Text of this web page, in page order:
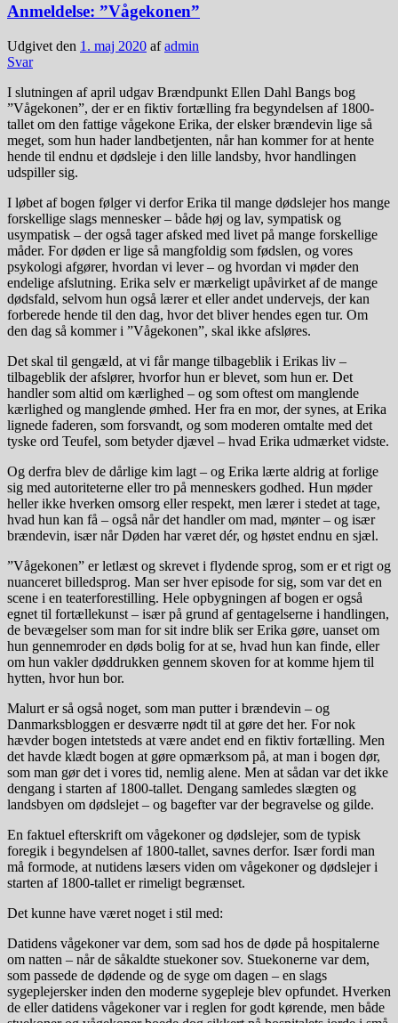
Anmeldelse: ”Vågekonen”
Udgivet den 1. maj 2020 afadmin
Svar
I slutningen af april udgav Brændpunkt Ellen Dahl Bangs bog
”Vågekonen”, der er en fiktiv fortælling fra begyndelsen af 1800-
tallet om den fattige vågekone Erika, der elsker brændevin lige så
meget, som hun hader landbetjenten, når han kommer for at hente
hende til endnu et dødsleje i den lille landsby, hvor handlingen
udspiller sig.
I løbet af bogen følger vi derfor Erika til mange dødslejer hos mange
forskellige slags mennesker – både høj og lav, sympatisk og
usympatisk – der også tager afsked med livet på mange forskellige
måder. For døden er lige så mangfoldig som fødslen, og vores
psykologi afgører, hvordan vi lever – og hvordan vi møder den
endelige afslutning. Erika selv er mærkeligt upåvirket af de mange
dødsfald, selvom hun også lærer et eller andet undervejs, der kan
forberede hende til den dag, hvor det bliver hendes egen tur. Om
den dag så kommer i ”Vågekonen”, skal ikke afsløres.
Det skal til gengæld, at vi får mange tilbageblik i Erikas liv –
tilbageblik der afslører, hvorfor hun er blevet, som hun er. Det
handler som altid om kærlighed – og som oftest om manglende
kærlighed og manglende ømhed. Her fra en mor, der synes, at Erika
lignede faderen, som forsvandt, og som moderen omtalte med det
tyske ord Teufel, som betyder djævel – hvad Erika udmærket vidste.
Og derfra blev de dårlige kim lagt – og Erika lærte aldrig at forlige
sig med autoriteterne eller tro på menneskers godhed. Hun møder
heller ikke hverken omsorg eller respekt, men lærer i stedet at tage,
hvad hun kan få – også når det handler om mad, mønter – og især
brændevin, især når Døden har været dér, og høstet endnu en sjæl.
”Vågekonen” er letlæst og skrevet i flydende sprog, som er et rigt og
nuanceret billedsprog. Man ser hver episode for sig, som var det en
scene i en teaterforestilling. Hele opbygningen af bogen er også
egnet til fortællekunst – især på grund af gentagelserne i handlingen,
de bevægelser som man for sit indre blik ser Erika gøre, uanset om
hun gennemroder en døds bolig for at se, hvad hun kan finde, eller
om hun vakler døddrukken gennem skoven for at komme hjem til
hytten, hvor hun bor.
Malurt er så også noget, som man putter i brændevin – og
Danmarksbloggen er desværre nødt til at gøre det her. For nok
hævder bogen intetsteds at være andet end en fiktiv fortælling. Men
det havde klædt bogen at gøre opmærksom på, at man i bogen dør,
som man gør det i vores tid, nemlig alene. Men at sådan var det ikke
dengang i starten af 1800-tallet. Dengang samledes slægten og
landsbyen om dødslejet – og bagefter var der begravelse og gilde.
En faktuel efterskrift om vågekoner og dødslejer, som de typisk
foregik i begyndelsen af 1800-tallet, savnes derfor. Især fordi man
må formode, at nutidens læsers viden om vågekoner og dødslejer i
starten af 1800-tallet er rimeligt begrænset.
Det kunne have været noget i stil med:
Datidens vågekoner var dem, som sad hos de døde på hospitalerne
om natten – når de såkaldte stuekoner sov. Stuekonerne var dem,
som passede de dødende og de syge om dagen – en slags
sygeplejersker inden den moderne sygepleje blev opfundet. Hverken
de eller datidens vågekoner var i reglen for godt kørende, men både